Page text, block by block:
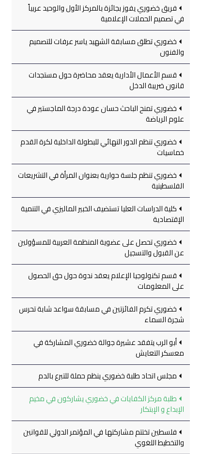
فريق خضوري يفوز بجائزة بالمركز الأول والوحيد عربياً
في تصميم الحملات الإعلامية
خضوري تطلق مسابقة الشهيد ياسر عرفات للتصميم
والفنون
قسم الأعمال الأدارية يعقد محاضرة حول مستجدات
قانون ضريبة الدخل
خضوري تمنح الباحث حسان عودة درجة الماجستير في
علوم الرياضة
خضوري تنظم الدور النهائي للبطولة الداخلية لكرة القدم
خماسيات
خضوري تنظم جلسة حوارية بعنوان المرأة في التشريعات
الفلسطينية
كلية الدراسات العليا تستضيف الخبير الماليزي في التنمية
الإقتصادية
خضوري تحصل على عضوية المنظمة العربية للمسؤولين
عن القبول والتسجيل
قسم تكنولوجيا الإعلام يعقد ندوة حول حق الحصول
على المعلومات
خضوري تكرم الفائزتين في مسابقة سواعد شابة تحرس
شجرة السماء
أبو الرب يتفقد عشيرة جوالة خضوري المشاركة في
معسكر التعايش
مجلس اتحاد طلبة خضوري ينظم حملة للتبرع بالدم
طلبة مركز الكفايات في خضوري يشاركون في مخيم
الإبداع و الإبتكار
فلسطين تختتم مشاركتها في المؤتمر الدولي للقوانين
والتخطيط اللغوي